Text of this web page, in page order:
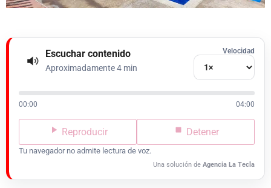
Escuchar contenido
Aproximadamente 4 min
Velocidad
00:00 04:00
Reproducir Detener
Tu navegador no admite lectura de voz.
Una solución de Agencia La Tecla